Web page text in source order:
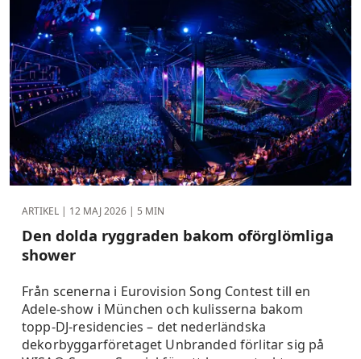
ARTIKEL | 12 MAJ 2026 | 5 MIN
Den dolda ryggraden bakom oförglömliga
shower
Från scenerna i Eurovision Song Contest till en
Adele-show i München och kulisserna bakom
topp-DJ-residencies – det nederländska
dekorbyggarföretaget Unbranded förlitar sig på